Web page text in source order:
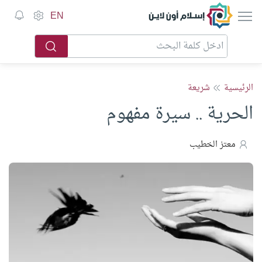
إسلام أون لاين EN
الرئيسية شريعة
الحرية .. سيرة مفهوم
معتز الخطيب